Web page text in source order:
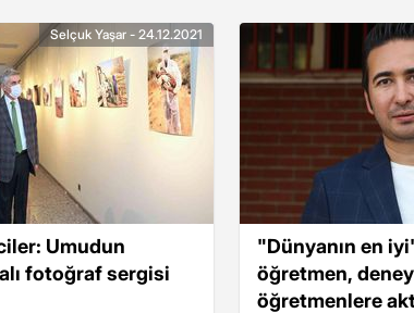
Umudun
fotoğraf sergisi
Selçuk Yaşar - 24.12.2021
"Dünyanın en
öğretmen,
öğretmenlere